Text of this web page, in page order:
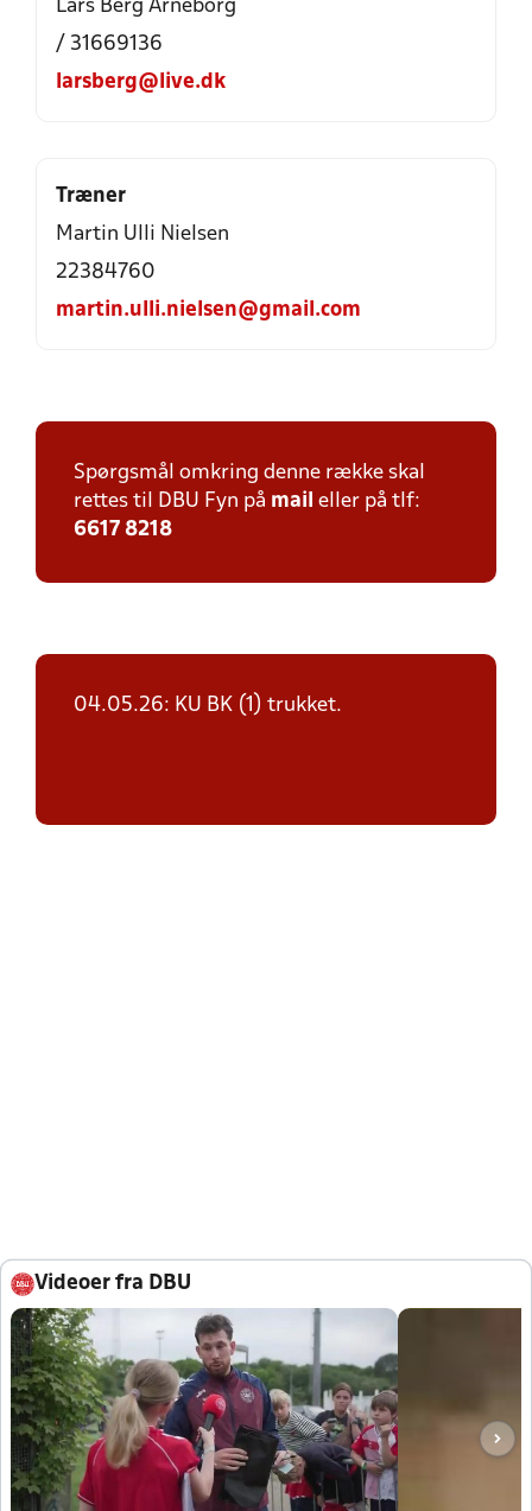
Lars Berg Arneborg
/ 31669136
larsberg@live.dk
Træner
Martin Ulli Nielsen
22384760
martin.ulli.nielsen@gmail.com
Spørgsmål omkring denne række skal
rettes til DBU Fyn på mail eller på tlf:
6617 8218
04.05.26: KU BK (1) trukket.
Videoer fra DBU